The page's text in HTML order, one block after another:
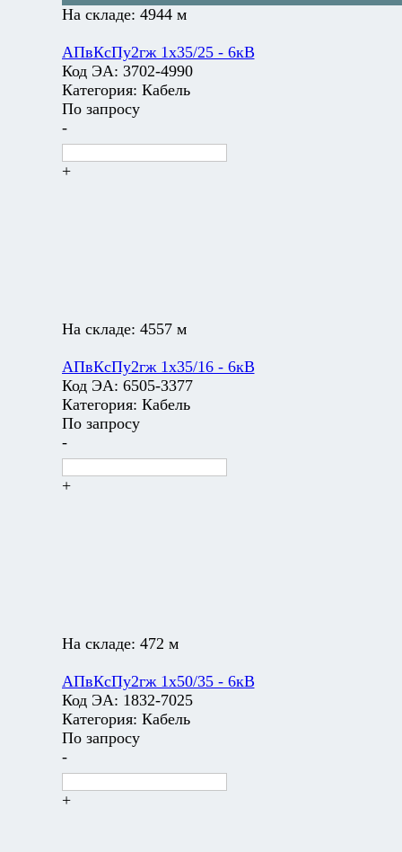
На складе: 4944 м
АПвКсПу2гж 1х35/25 - 6кВ
Код ЭА: 3702-4990
Категория: Кабель
По запросу
-
+
На складе: 4557 м
АПвКсПу2гж 1х35/16 - 6кВ
Код ЭА: 6505-3377
Категория: Кабель
По запросу
-
+
На складе: 472 м
АПвКсПу2гж 1х50/35 - 6кВ
Код ЭА: 1832-7025
Категория: Кабель
По запросу
-
+